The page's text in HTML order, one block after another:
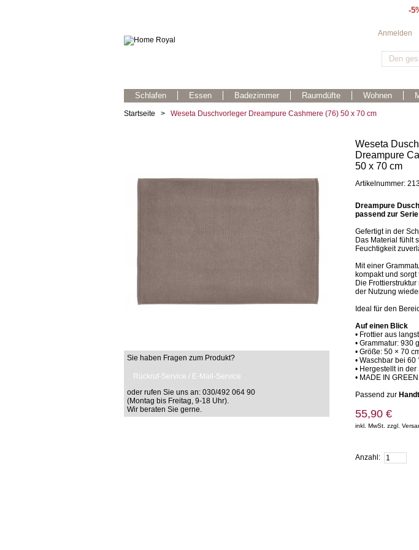
-
Schlafen Essen Badezimmer Raumdüfte Wohnen
Anmelden
Startseite > Weseta Duschvorleger Dreampure Cashmere (76) 50 x 70 cm
Sie haben Fragen zum Produkt?
Rückruf-Service / E-Mail-Service
oder rufen Sie uns an: 030/492 064 90
(Montag bis Freitag, 9-18 Uhr).
Wir beraten Sie gerne.
Weseta
Dreampure
50 x 70 cm
Artikelnummer:
Dreampure
passend zur Serie
Gefertigt in der
Das Material fühlt
Feuchtigkeit
Mit einer
kompakt und
Die
der Nutzung
Ideal für den
Auf einen Blick
• Frottier aus
• Grammatur: 930
• Größe: 50 × 70
• Waschbar bei 60
• Hergestellt in der
• MADE IN
Passend zur
55,90 €
inkl. MwSt. zzgl.
Anzahl: